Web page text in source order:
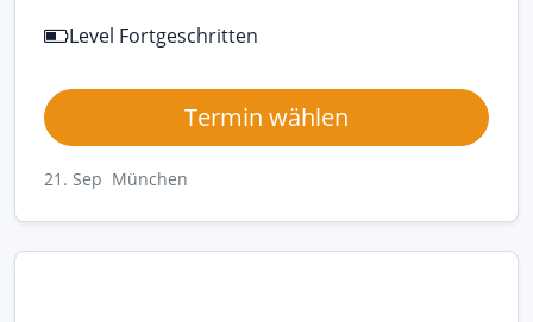
Level Fortgeschritten
Termin wählen
21. Sep München